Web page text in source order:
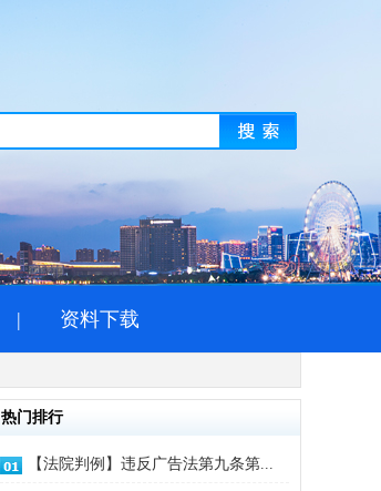
| 资料下载
热门排行
【法院判例】违反广告法第九条第...